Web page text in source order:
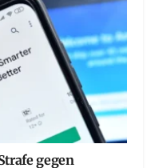
gegen